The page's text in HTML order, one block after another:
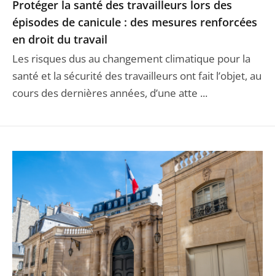
Protéger la santé des travailleurs lors des
épisodes de canicule : des mesures renforcées
en droit du travail
Les risques dus au changement climatique pour la
santé et la sécurité des travailleurs ont fait l’objet, au
cours des dernières années, d’une atte ...